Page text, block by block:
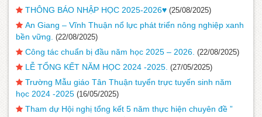
THÔNG BÁO NHẬP HỌC 2025-2026♥️ (25/08/2025)
An Giang – Vĩnh Thuận nổ lực phát triển nông nghiệp xanh
bền vững. (22/08/2025)
Công tác chuẩn bị đầu năm học 2025 – 2026. (22/08/2025)
LỄ TỔNG KẾT NĂM HỌC 2024 -2025. (27/05/2025)
Trường Mẫu giáo Tân Thuận tuyển trực tuyến sinh năm
học 2024 -2025 (16/05/2025)
Tham dự Hội nghị tổng kết 5 năm thực hiện chuyên đề ”